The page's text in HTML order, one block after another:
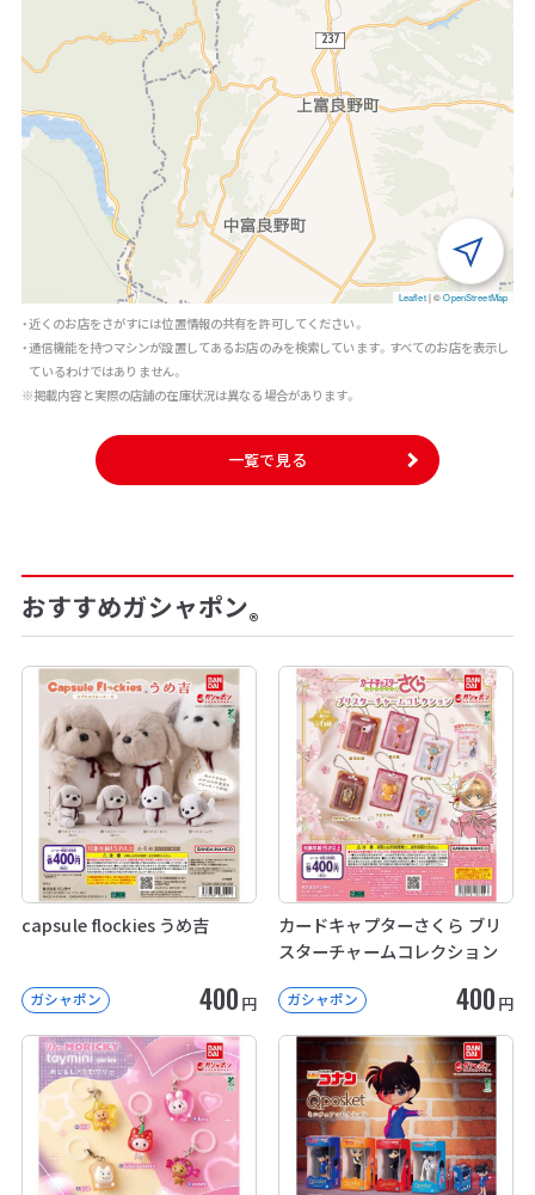
Leaflet |©OpenStreetMap
・近くのお店をさがすには位置情報の共有を許可してください。
・通信機能を持つマシンが設置してあるお店のみを検索しています。すべてのお店を表示し
ているわけではありません。
※掲載内容と実際の店舗の在庫状況は異なる場合があります。
一覧で見る
おすすめガシャポン®
capsule flockies うめ吉
ガシャポン 400 円
カードキャプターさくら ブリ
スターチャームコレクション
ガシャポン 400 円